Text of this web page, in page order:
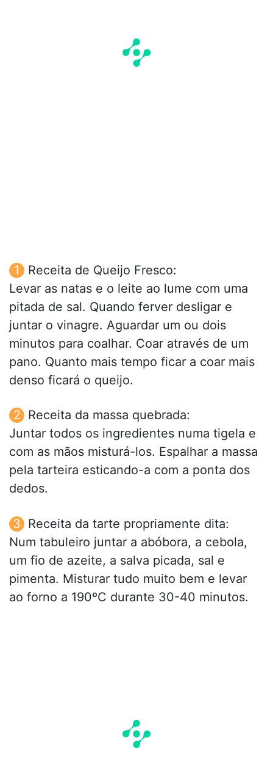
Receita de Queijo Fresco:
Levar as natas e o leite ao lume com uma
pitada de sal. Quando ferver desligar e
juntar o vinagre. Aguardar um ou dois
minutos para coalhar. Coar através de um
pano. Quanto mais tempo ficar a coar mais
denso ficará o queijo.
Receita da massa quebrada:
Juntar todos os ingredientes numa tigela e
com as mãos misturá-los. Espalhar a massa
pela tarteira esticando-a com a ponta dos
dedos.
Receita da tarte propriamente dita:
Num tabuleiro juntar a abóbora, a cebola,
um fio de azeite, a salva picada, sal e
pimenta. Misturar tudo muito bem e levar
ao forno a 190ºC durante 30-40 minutos.